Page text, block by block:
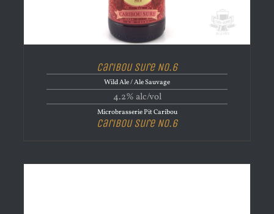
Caribou Sure No.6
Wild Ale / Ale Sauvage
4.2% alc/vol
Microbrasserie Pit Caribou
Caribou Sure No.6